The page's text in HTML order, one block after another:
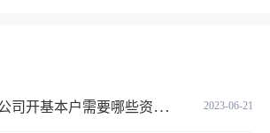
2023-06-21
需要哪些资料？开基本户的程序是什么？